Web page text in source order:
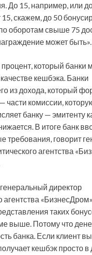
До 15, например, или
скажем, до 50
оборотам свыше 75
может быть».
который банки
кешбэка. Банки
из дохода, который
части комиссии,
банку — эмитенту
В итоге банк
требования, говорит
агентства
директор
агентства
таких
выше. Потому что
банка. Если клиент
кешбэк просто в